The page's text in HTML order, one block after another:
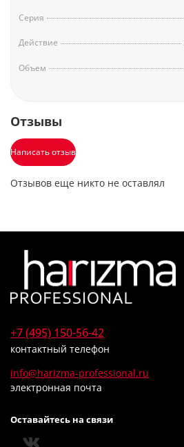
Серия
Действие
Объем
Отзывы
Написать отзыв
Отзывов еще никто не оставлял
+7 (495) 150-56-42
контактный телефон
info@harizma-professional.ru
электронная почта
Оставайтесь на связи